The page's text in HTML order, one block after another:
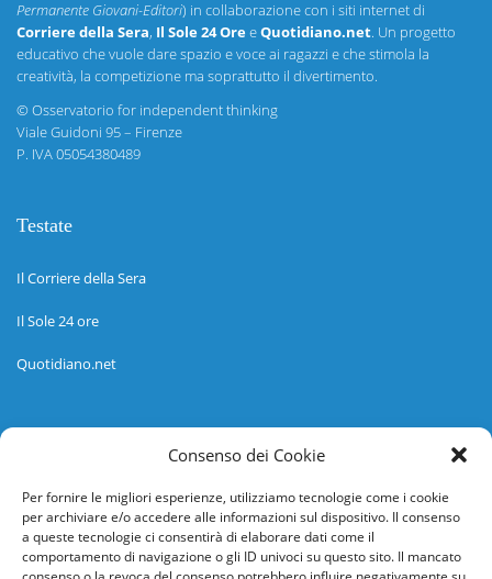
Consenso dei Cookie
Per fornire le migliori esperienze, utilizziamo tecnologie come i cookie
per archiviare e/o accedere alle informazioni sul dispositivo. Il consenso
a queste tecnologie ci consentirà di elaborare dati come il
comportamento di navigazione o gli ID univoci su questo sito. Il mancato
Permanente Giovani-Editori) in collaborazione con i siti internet di
Corriere della Sera, Il Sole 24 OreeQuotidiano.net. Un progetto
educativo che vuole dare spazio e voce ai ragazzi e che stimola la
creatività, la competizione ma soprattutto il divertimento.
©Osservatorio for independent thinking
Viale Guidoni 95 – Firenze
P. IVA 05054380489
Testate
Il Corriere della Sera
Il Sole 24 ore
Quotidiano.net
Informazioni
Help desk
Guida rapida